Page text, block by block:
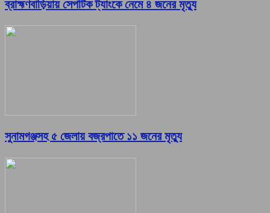
ব্রাহ্মণবাড়িয়ায় সেপটিক ট্যাংকে নেমে ৪ জনের মৃত্যু
সুনামগঞ্জসহ ৫ জেলায় বজ্রপাতে ১১ জনের মৃত্যু